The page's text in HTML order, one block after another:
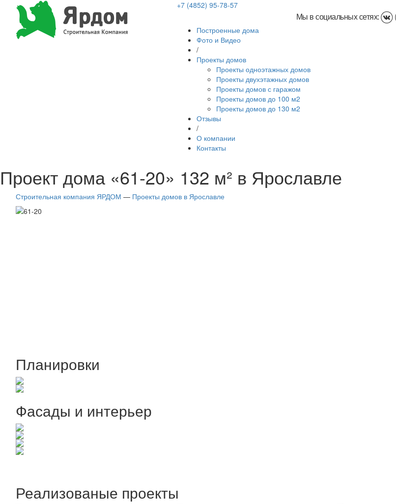
+7 (4852) 95-78-57
Мы в социальных сетях:
Построенные дома
Фото и Видео
/
Проекты домов
Проекты одноэтажных домов
Проекты двухэтажных домов
Проекты домов с гаражом
Проекты домов до 100 м2
Проекты домов до 130 м2
Отзывы
/
О компании
Контакты
Проект дома «61-20» 132 м² в Ярославле
Строительная компания ЯРДОМ — Проекты домов в Ярославле
Планировки
Фасады и интерьер
Реализованые проекты